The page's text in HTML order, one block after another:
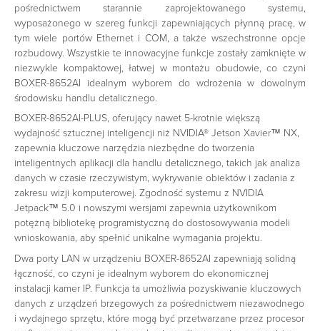
pośrednictwem starannie zaprojektowanego systemu,
wyposażonego w szereg funkcji zapewniających płynną pracę, w
tym wiele portów Ethernet i COM, a także wszechstronne opcje
rozbudowy. Wszystkie te innowacyjne funkcje zostały zamknięte w
niezwykle kompaktowej, łatwej w montażu obudowie, co czyni
BOXER-8652AI idealnym wyborem do wdrożenia w dowolnym
środowisku handlu detalicznego.
BOXER-8652AI-PLUS, oferujący nawet 5-krotnie większą
wydajność sztucznej inteligencji niż NVIDIA® Jetson Xavier™ NX,
zapewnia kluczowe narzędzia niezbędne do tworzenia
inteligentnych aplikacji dla handlu detalicznego, takich jak analiza
danych w czasie rzeczywistym, wykrywanie obiektów i zadania z
zakresu wizji komputerowej. Zgodność systemu z NVIDIA
Jetpack™ 5.0 i nowszymi wersjami zapewnia użytkownikom
potężną bibliotekę programistyczną do dostosowywania modeli
wnioskowania, aby spełnić unikalne wymagania projektu.
Dwa porty LAN w urządzeniu BOXER-8652AI zapewniają solidną
łączność, co czyni je idealnym wyborem do ekonomicznej
instalacji kamer IP. Funkcja ta umożliwia pozyskiwanie kluczowych
danych z urządzeń brzegowych za pośrednictwem niezawodnego
i wydajnego sprzętu, które mogą być przetwarzane przez procesor